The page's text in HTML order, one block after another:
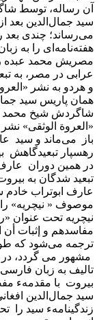
آن رساله، توسط
سید جمال‌الدین بعد
می‌رساند؛ چندی بعد
هفته‌نامه‌ای را به
مصریش محمد عبده
عرابی در مصر، به
و هردو به نشر
همان پاریس سید
«العروة الوثقی»
باز می‌ماند و سید
رهسپار تبعیدگاهش
در همین دوران عارف
تبعید شدگان به
عارف ابوتراب خادم
موصوف « نیچریه»
نیچریه تحت عنوان
مفاسدهم و إثبات أن
ترجمه می‌شود که
بیروت با مقدمهء
سید جمال‌الدین
زندگینامهء سید را